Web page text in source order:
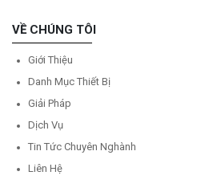
VỀ CHÚNG TÔI
Giới Thiệu
Danh Mục Thiết Bị
Giải Pháp
Dịch Vụ
Tin Tức Chuyên Nghành
Liên Hệ